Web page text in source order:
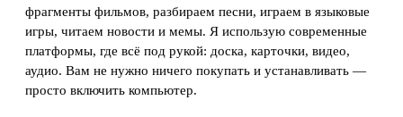
фрагменты фильмов, разбираем песни, играем в языковые
игры, читаем новости и мемы. Я использую современные
платформы, где всё под рукой: доска, карточки, видео,
аудио. Вам не нужно ничего покупать и устанавливать —
просто включить компьютер.